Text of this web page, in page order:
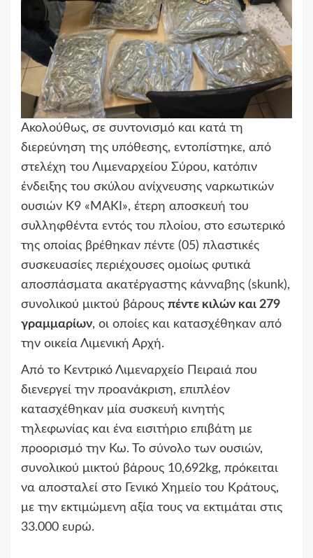
Ακολούθως, σε συντονισμό και κατά τη
διερεύνηση της υπόθεσης, εντοπίστηκε, από
στελέχη του Λιμεναρχείου Σύρου, κατόπιν
ένδειξης του σκύλου ανίχνευσης ναρκωτικών
ουσιών Κ9 «ΜΑΚΙ», έτερη αποσκευή του
συλληφθέντα εντός του πλοίου, στο εσωτερικό
της οποίας βρέθηκαν πέντε (05) πλαστικές
συσκευασίες περιέχουσες ομοίως φυτικά
αποσπάσματα ακατέργαστης κάνναβης (skunk),
συνολικού μικτού βάρους πέντε κιλών και 279
γραμμαρίων, οι οποίες και κατασχέθηκαν από
την οικεία Λιμενική Αρχή.
Από το Κεντρικό Λιμεναρχείο Πειραιά που
διενεργεί την προανάκριση, επιπλέον
κατασχέθηκαν μία συσκευή κινητής
τηλεφωνίας και ένα εισιτήριο επιβάτη με
προορισμό την Κω. Το σύνολο των ουσιών,
συνολικού μικτού βάρους 10,692kg, πρόκειται
να αποσταλεί στο Γενικό Χημείο του Κράτους,
με την εκτιμώμενη αξία τους να εκτιμάται στις
33.000 ευρώ.